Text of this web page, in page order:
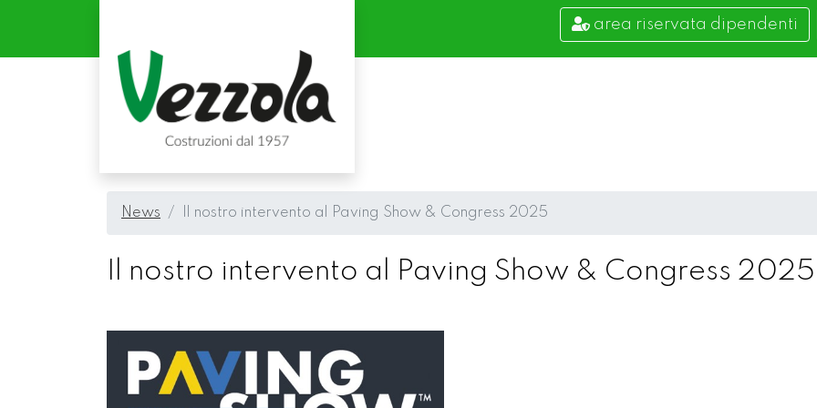
area riservata dipendenti
News Il nostro intervento al Paving Show & Congress 2025
Il nostro intervento al Paving Show & Congress 2025